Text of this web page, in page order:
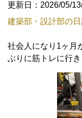
更新日：2026/05/
建築部・設計部の
社会人になり1ヶ月
ぶりに筋トレに行き